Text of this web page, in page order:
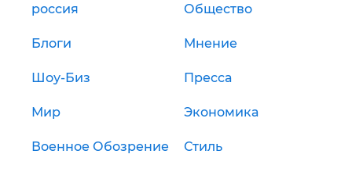
россия Общество
Блоги Мнение
Шоу-Биз Пресса
Мир Экономика
Военное Обозрение Стиль